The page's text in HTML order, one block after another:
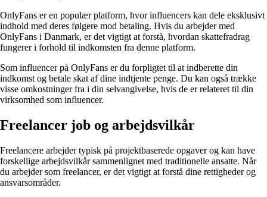
OnlyFans er en populær platform, hvor influencers kan dele eksklusivt
indhold med deres følgere mod betaling. Hvis du arbejder med
OnlyFans i Danmark, er det vigtigt at forstå, hvordan skattefradrag
fungerer i forhold til indkomsten fra denne platform.
Som influencer på OnlyFans er du forpligtet til at indberette din
indkomst og betale skat af dine indtjente penge. Du kan også trække
visse omkostninger fra i din selvangivelse, hvis de er relateret til din
virksomhed som influencer.
Freelancer job og arbejdsvilkår
Freelancere arbejder typisk på projektbaserede opgaver og kan have
forskellige arbejdsvilkår sammenlignet med traditionelle ansatte. Når
du arbejder som freelancer, er det vigtigt at forstå dine rettigheder og
ansvarsområder.